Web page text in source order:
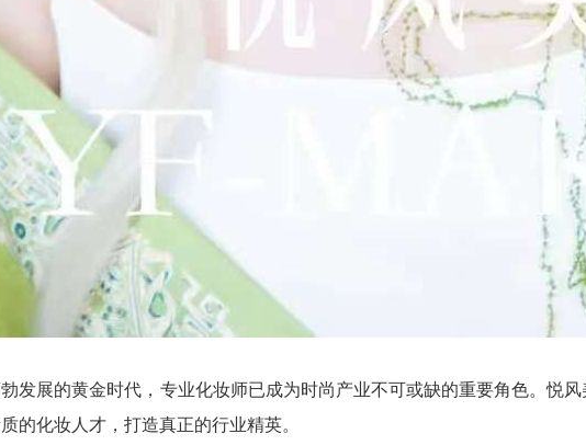
发展的黄金时代，专业化妆师已成为时尚产业不可或缺的重要角色。悦
的化妆人才，打造真正的行业精英。